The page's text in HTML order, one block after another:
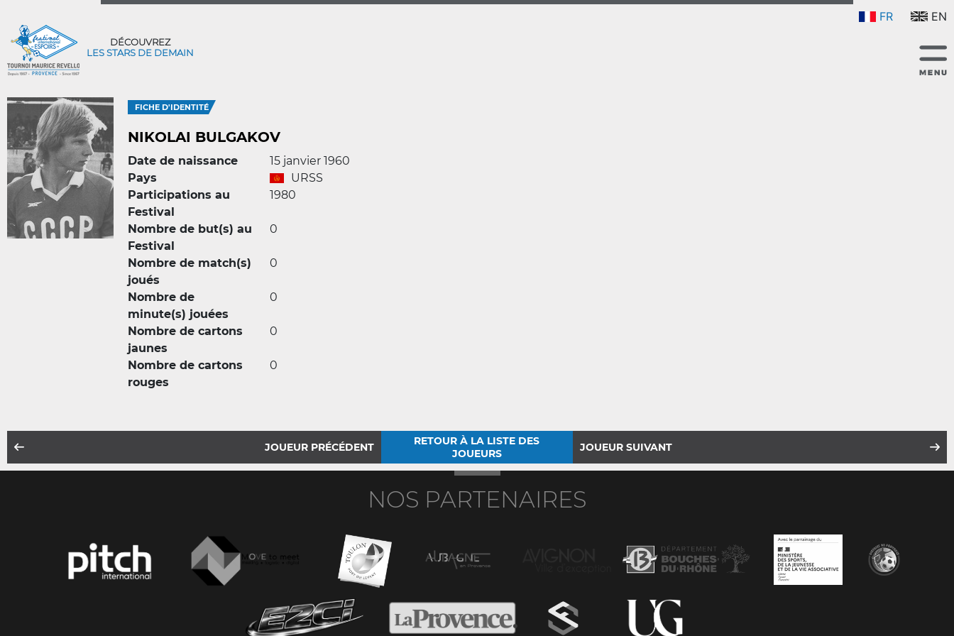
FR EN
DÉCOUVREZ
LES STARS DE DEMAIN
FICHE D'IDENTITÉ
NIKOLAI BULGAKOV
Date de naissance
15 janvier 1960
Pays
URSS
Participations au
Festival
1980
Nombre de but(s) au
Festival
0
Nombre de match(s)
joués
0
Nombre de
minute(s) jouées
0
Nombre de cartons
jaunes
0
Nombre de cartons
rouges
0
JOUEUR PRÉCÉDENT
RETOUR À LA LISTE DES
JOUEURS
JOUEUR SUIVANT
NOS PARTENAIRES